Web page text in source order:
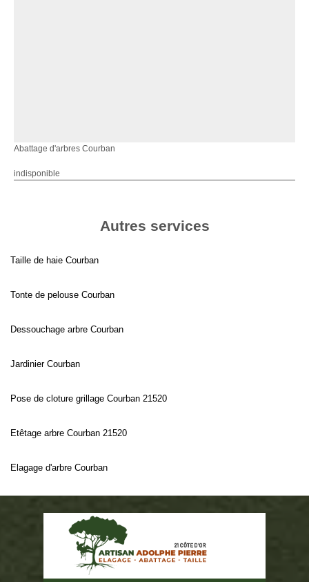
Abattage d'arbres Courban
indisponible
Autres services
Taille de haie Courban
Tonte de pelouse Courban
Dessouchage arbre Courban
Jardinier Courban
Pose de cloture grillage Courban 21520
Etêtage arbre Courban 21520
Elagage d'arbre Courban